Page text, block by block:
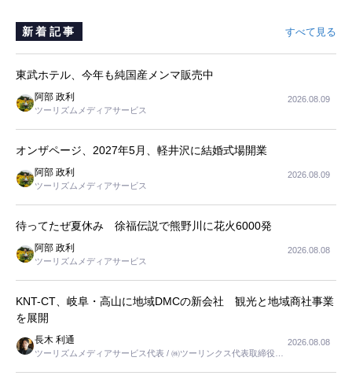
新着記事 すべて見る
東武ホテル、今年も純国産メンマ販売中
阿部 政利
ツーリズムメディアサービス
2026.08.09
オンザページ、2027年5月、軽井沢に結婚式場開業
阿部 政利
ツーリズムメディアサービス
2026.08.09
待ってたぜ夏休み 徐福伝説で熊野川に花火6000発
阿部 政利
ツーリズムメディアサービス
2026.08.08
KNT-CT、岐阜・高山に地域DMCの新会社 観光と地域商社事業
を展開
長木 利通
ツーリズムメディアサービス代表 / ㈱ツーリンクス代表取締役社
2026.08.08